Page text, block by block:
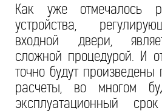
Как уже отмечалось
устройства,
входной двери,
сложной процедурой. И
точно будут
расчеты, во многом
эксплуатационный